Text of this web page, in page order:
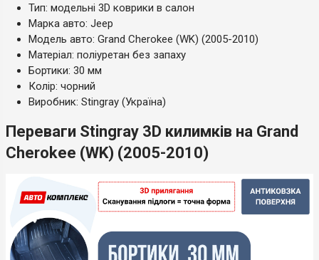
Тип: модельні 3D коврики в салон
Марка авто: Jeep
Модель авто: Grand Cherokee (WK) (2005-2010)
Матеріал: поліуретан без запаху
Бортики: 30 мм
Колір: чорний
Виробник: Stingray (Україна)
Переваги Stingray 3D килимків на Grand
Cherokee (WK) (2005-2010)